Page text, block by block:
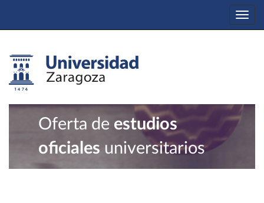
Oferta de estudios
oficiales universitarios